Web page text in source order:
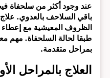
عند وجود أكثر من سلحفاة
باقي السلاحف بالعدوي.
الظروف المعيشية مع إعطاء
طبقا لحالة السلحفاة. مهم
بمراحل متقدمة.
العلاج بالمراحل